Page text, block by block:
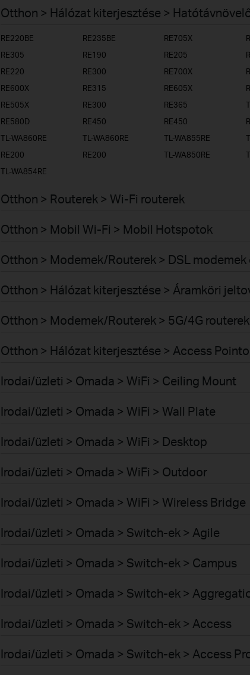
Irodai/üzleti
Szolgáltatóknak
Otthon > Hálózat kiterjesztése >
RE220BE RE235BE RE705X
RE305
RE190 RE205
RE220
RE300 RE700X
RE600X
RE315 RE605X
RE505X
RE300 RE365
RE580D
RE450 RE450
TL-WA860RE
TL-WA860RE TL-WA855RE
RE200
RE200 TL-WA850RE
TL-WA854RE
Otthon > Routerek > Wi-Fi routerek
Otthon > Mobil Wi-Fi > Mobil Hotspotok
Otthon > Modemek/Routerek > DSL modemek
Otthon > Hálózat kiterjesztése > Áramköri
Otthon > Modemek/Routerek > 5G/4G routerek
Otthon > Hálózat kiterjesztése > Access
Irodai/üzleti > Omada > WiFi > Ceiling Mount
Irodai/üzleti > Omada > WiFi > Wall Plate
Irodai/üzleti > Omada > WiFi > Desktop
Irodai/üzleti > Omada > WiFi > Outdoor
Irodai/üzleti > Omada > WiFi > Wireless Bridge
Irodai/üzleti > Omada > Switch-ek > Agile
Irodai/üzleti > Omada > Switch-ek > Campus
Irodai/üzleti > Omada > Switch-ek >
Irodai/üzleti > Omada > Switch-ek > Access
Irodai/üzleti > Omada > Switch-ek > Access